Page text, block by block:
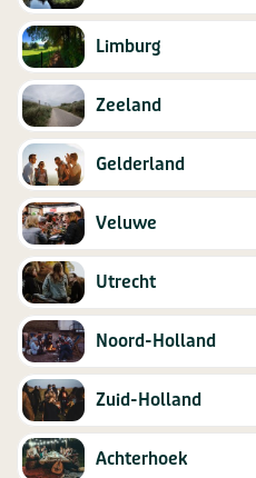
Limburg
Zeeland
Gelderland
Veluwe
Utrecht
Noord-Holland
Zuid-Holland
Achterhoek